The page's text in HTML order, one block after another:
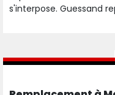
s'interpose. Guessand